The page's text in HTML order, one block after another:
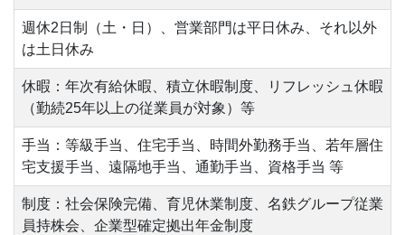
週休2日制（土・日）、営業部門は平日休み、それ以外
は土日休み
休暇：年次有給休暇、積立休暇制度、リフレッシュ休暇
（勤続25年以上の従業員が対象）等
手当：等級手当、住宅手当、時間外勤務手当、若年層住
宅支援手当、遠隔地手当、通勤手当、資格手当 等
制度：社会保険完備、育児休業制度、名鉄グループ従業
員持株会、企業型確定拠出年金制度